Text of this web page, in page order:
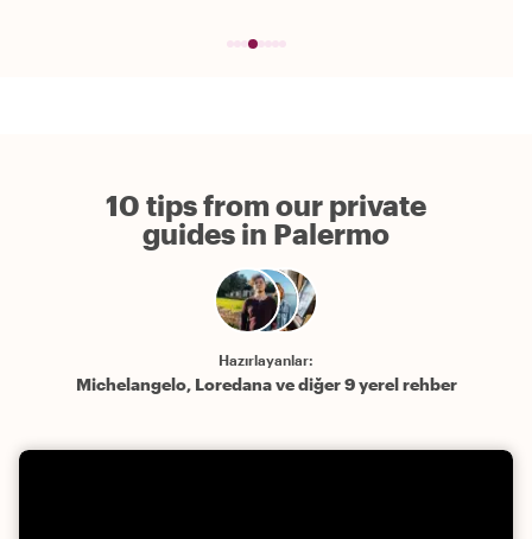
10 tips from our private
guides in Palermo
Hazırlayanlar:
Michelangelo, Loredana ve diğer 9 yerel rehber